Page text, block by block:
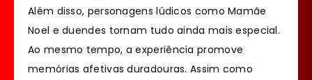
Além disso, personagens lúdicos como Mamãe
Noel e duendes tornam tudo ainda mais especial.
Ao mesmo tempo, a experiência promove
memórias afetivas duradouras. Assim como